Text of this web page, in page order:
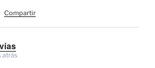
Compartir
atrás